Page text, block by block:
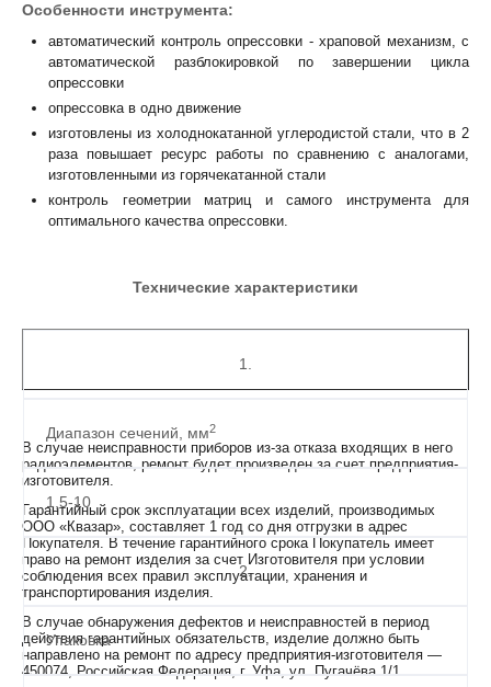
Особенности инструмента:
автоматический контроль опрессовки - храповой механизм, с
автоматической разблокировкой по завершении цикла
опрессовки
опрессовка в одно движение
изготовлены из холоднокатанной углеродистой стали, что в 2
раза повышает ресурс работы по сравнению с аналогами,
изготовленными из горячекатанной стали
контроль геометрии матриц и самого инструмента для
оптимального качества опрессовки.
Технические характеристики
1.
Диапазон сечений, мм2
1,5-10
2.
Упаковка
В случае неисправности приборов из-за отказа входящих в него
радиоэлементов, ремонт будет произведен за счет предприятия-
изготовителя.
Гарантийный срок эксплуатации всех изделий, производимых
ООО «Квазар», составляет 1 год со дня отгрузки в адрес
Покупателя. В течение гарантийного срока Покупатель имеет
право на ремонт изделия за счет Изготовителя при условии
соблюдения всех правил эксплуатации, хранения и
транспортирования изделия.
В случае обнаружения дефектов и неисправностей в период
действия гарантийных обязательств, изделие должно быть
направлено на ремонт по адресу предприятия-изготовителя —
450074, Российская Федерация, г. Уфа, ул. Пугачёва 1/1.